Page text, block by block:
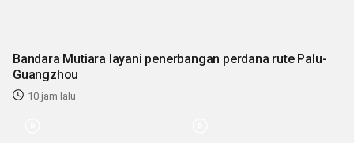
Bandara Mutiara layani penerbangan perdana rute Palu-
Guangzhou
10 jam lalu